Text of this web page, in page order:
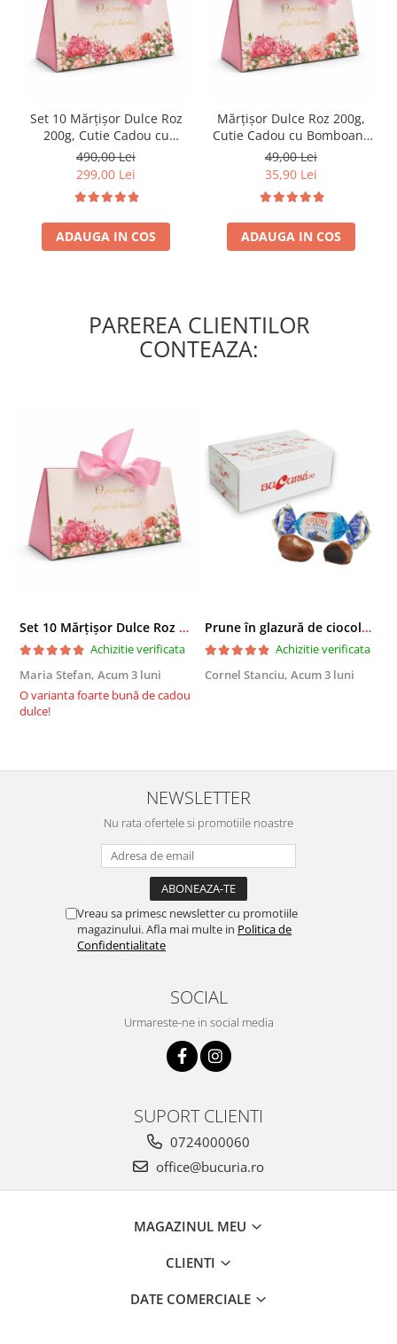
Set 10 Mărțișor Dulce Roz
200g, Cutie Cadou cu
Bomboane de Ciocolată
490,00 Lei
299,00 Lei
ADAUGA IN COS
Mărțișor Dulce Roz 200g,
Cutie Cadou cu Bomboane
de Ciocolată
49,00 Lei
35,90 Lei
ADAUGA IN COS
PAREREA CLIENTILOR
CONTEAZA:
Set 10 Mărțișor Dulce Roz 200g, Cutie Cadou cu Bomboane de Ciocolată
Achizitie verificata
Maria Stefan, Acum 3 luni
O varianta foarte bună de cadou
dulce!
Prune în glazură de ciocolată 2,3 KG
Achizitie verificata
Cornel Stanciu, Acum 3 luni
NEWSLETTER
Nu rata ofertele si promotiile noastre
Vreau sa primesc newsletter cu promotiile
magazinului. Afla mai multe in Politica de
Confidentialitate
SOCIAL
Urmareste-ne in social media
SUPORT CLIENTI
0724000060
office@bucuria.ro
MAGAZINUL MEU
CLIENTI
DATE COMERCIALE